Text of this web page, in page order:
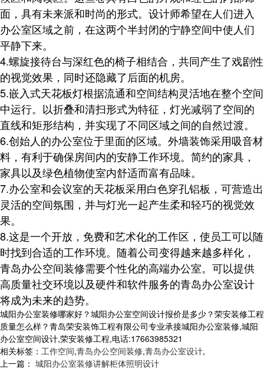
面，具有未来派和时尚的形式。设计师希望在人们进入
办公室区域之前，在这两个半封闭的宁静空间中使人们
平静下来。
4.螺旋接待台与深红色的椅子相结合，共同产生了戏剧性
的视觉效果，同时还隐藏了后面的机房。
5.嵌入式天花板灯根据流通和空间结构灵活地在整个空间
中运行。以折叠和清扫形式为特征，灯光减弱了空间的
直线和矩形结构，并实现了不同区域之间的自然过渡。
6.创始人的办公室位于里面的区域。外墙装饰采用吸音材
料，有利于确保房间内的安静工作环境。简约的家具，
家具以及绿色植物使室内舒适而富有品味。
7.办公室和会议室的天花板采用白色穿孔铝板，可营造出
灵活的空间氛围，并与灯光一起产生柔和轻巧的视觉效
果。
8.这是一个开放，免费和艺术化的工作区，使员工可以随
时找到合适的工作环境。随着公司变得越来越多样化，
青岛办公空间装修需要个性化的高端办公室。可以提供
高质量社交环境以及硬件和软件服务的青岛办公室设计
将成为未来的趋势。
城阳办公室装修哪家好？城阳办公室空间设计报价是多少？荣安装修工程
质量怎么样？青岛荣安装饰工程有限公司专业承接城阳办公室装修,城阳
办公室空间设计,荣安装修工程,电话:17663985321
相关标签： 工作空间,青岛办公空间装修,青岛办公室设计,
上一篇： 城阳办公室装修讲解柜体照明设计